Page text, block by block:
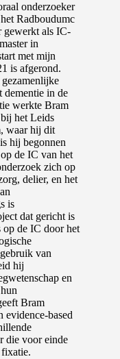
onderzoeker
Radboudumc
gewerkt als IC-
in
met mijn
is afgerond.
dementie in de
werkte Bram
het Leids
waar hij dit
hij begonnen
de IC van het
zich op
delier, en het
is
dat gericht is
de IC door het
van
hij
en
Bram
evidence-based
die voor einde
fixatie.